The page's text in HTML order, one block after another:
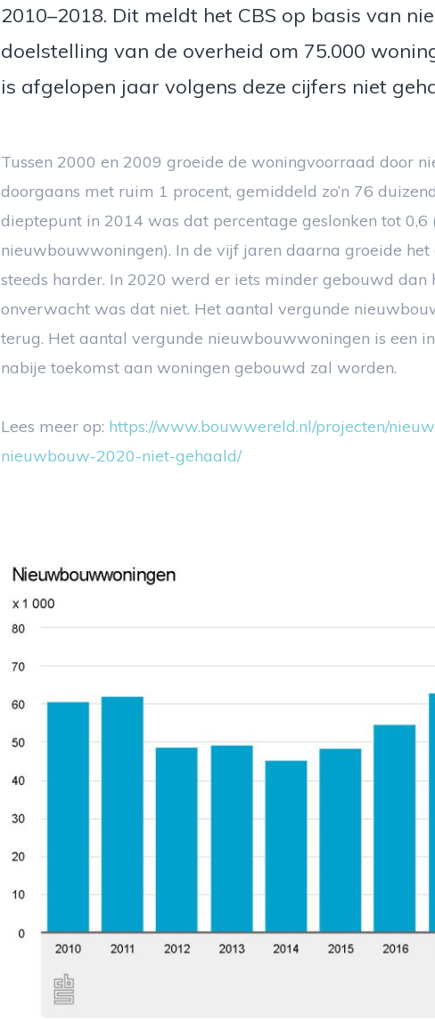
2010–2018. Dit meldt het CBS op basis van
doelstelling van de overheid om 75.000
is afgelopen jaar volgens deze cijfers niet
Tussen 2000 en 2009 groeide de woningvoorraad door
doorgaans met ruim 1 procent, gemiddeld zo’n 76
dieptepunt in 2014 was dat percentage geslonken tot 0,6
nieuwbouwwoningen). In de vijf jaren daarna groeide
steeds harder. In 2020 werd er iets minder gebouwd dan
onverwacht was dat niet. Het aantal vergunde
terug. Het aantal vergunde nieuwbouwwoningen is een
nabije toekomst aan woningen gebouwd zal worden.
Lees meer op: https://www.bouwwereld.nl/projecten/
nieuwbouw-2020-niet-gehaald/